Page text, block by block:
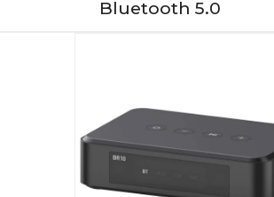
Bluetooth 5.0